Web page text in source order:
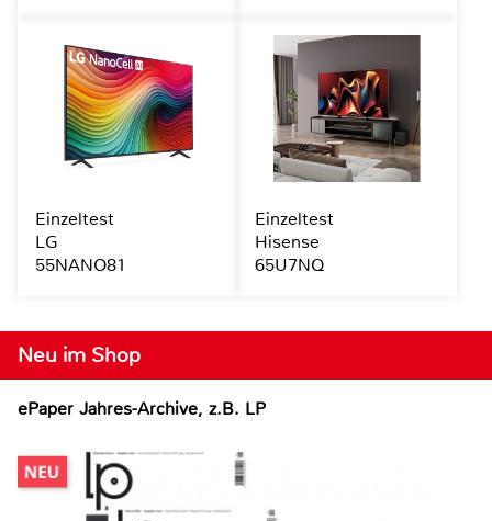
Neu im Shop
ePaper Jahres-Archive, z.B. LP
Einzeltest
LG
55NANO81
Einzeltest
Hisense
65U7NQ